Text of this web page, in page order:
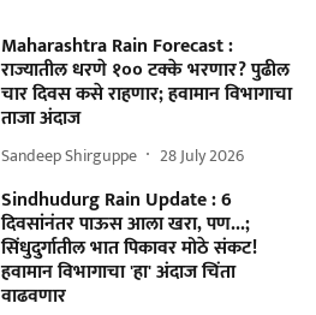
Maharashtra Rain Forecast :
राज्यातील धरणे १०० टक्के भरणार? पुढील
चार दिवस कसे राहणार; हवामान विभागाचा
ताजा अंदाज
Sandeep Shirguppe 28 July 2026
Sindhudurg Rain Update : 6
दिवसांनंतर पाऊस आला खरा, पण...;
सिंधुदुर्गातील भात पिकावर मोठे संकट!
हवामान विभागाचा 'हा' अंदाज चिंता
वाढवणार